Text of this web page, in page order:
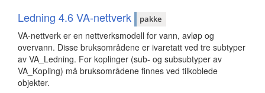
Ledning 4.6 VA-nettverk pakke
VA-nettverk er en nettverksmodell for vann, avløp og
overvann. Disse bruksområdene er ivaretatt ved tre subtyper
av VA_Ledning. For koplinger (sub- og subsubtyper av
VA_Kopling) må bruksområdene finnes ved tilkoblede
objekter.